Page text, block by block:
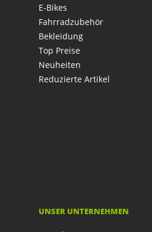
E-Bikes
Fahrradzubehör
Bekleidung
Top Preise
Neuheiten
Reduzierte Artikel
UNSER UNTERNEHMEN